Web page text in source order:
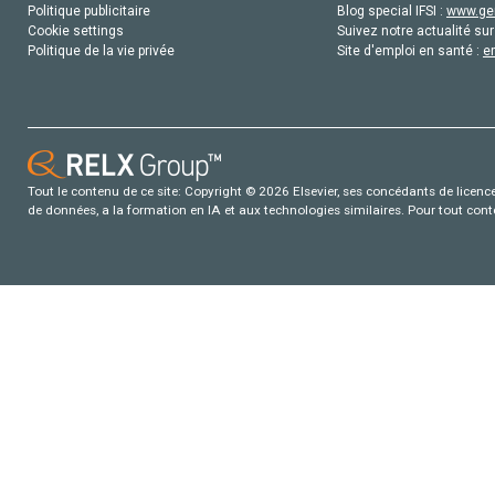
Politique publicitaire
Cookie settings
Politique de la vie privée
Blog special IFSI :
Suivez notre actualité
Site d'emploi en santé :
Tout le contenu de ce site: Copyright © 2026 Elsevier, ses concédants de
de données, a la formation en IA et aux technologies similaires. Pour tout